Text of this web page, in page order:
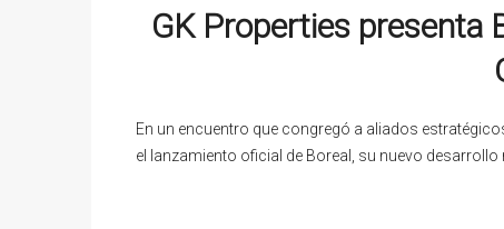
GK Properties presenta
En un encuentro que congregó a aliados
el lanzamiento oficial de Boreal, su nuevo